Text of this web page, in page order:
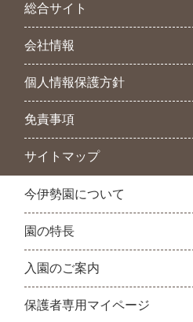
総合サイト
会社情報
個人情報保護方針
免責事項
サイトマップ
今伊勢園について
園の特長
入園のご案内
保護者専用マイページ